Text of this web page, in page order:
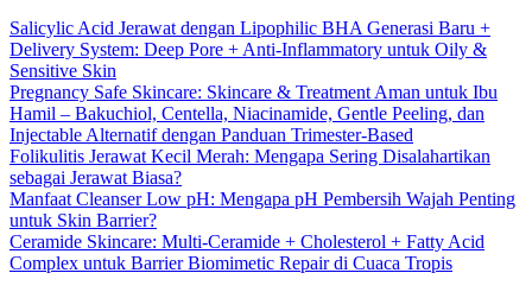
Salicylic Acid Jerawat dengan Lipophilic BHA Generasi Baru +
Delivery System: Deep Pore + Anti-Inflammatory untuk Oily &
Sensitive Skin
Pregnancy Safe Skincare: Skincare & Treatment Aman untuk Ibu
Hamil – Bakuchiol, Centella, Niacinamide, Gentle Peeling, dan
Injectable Alternatif dengan Panduan Trimester-Based
Folikulitis Jerawat Kecil Merah: Mengapa Sering Disalahartikan
sebagai Jerawat Biasa?
Manfaat Cleanser Low pH: Mengapa pH Pembersih Wajah Penting
untuk Skin Barrier?
Ceramide Skincare: Multi-Ceramide + Cholesterol + Fatty Acid
Complex untuk Barrier Biomimetic Repair di Cuaca Tropis